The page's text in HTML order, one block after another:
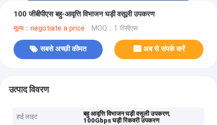
100 जीबीपीएस बहु-आवृत्ति विभाजन घड़ी वसूली उपकरण
मूल्य：negotiate a price MOQ：1 पीसीएस
सबसे अच्छी कीमत अब से संपर्क करें
उत्पाद विवरण
हाई लाइट बहु आवृत्ति विभाजन घड़ी वसूली उपकरण,
100Gbps घड़ी रिकवरी उपकरण